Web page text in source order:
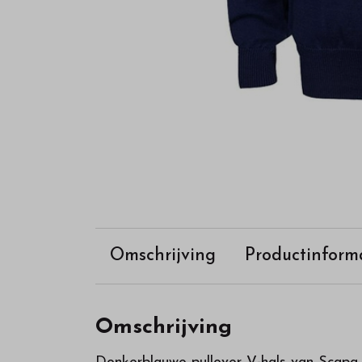
Omschrijving
Omschrijving